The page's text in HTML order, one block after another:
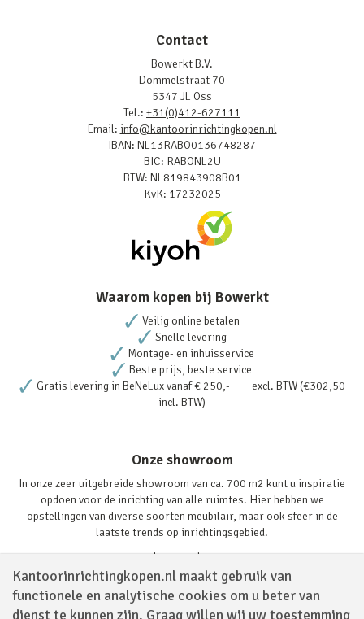
Kantoorinrichtingkopen.nl maakt gebruik van
functionele en analytische cookies om u beter van
dienst te kunnen zijn. Graag willen wij uw toestemming
Contact
Bowerkt B.V.
Dommelstraat 70
5347 JL Oss
Tel.: +31(0)412-627111
Email: info@kantoorinrichtingkopen.nl
IBAN: NL13RABO0136748287
BIC: RABONL2U
BTW: NL819843908B01
KvK: 17232025
Waarom kopen bij Bowerkt
Veilig online betalen
Snelle levering
Montage- en inhuisservice
Beste prijs, beste service
Gratis levering in BeNeLux vanaf € 250,- excl. BTW (€302,50
incl. BTW)
Onze showroom
In onze zeer uitgebreide showroom van ca. 700 m2 kunt u inspiratie
opdoen voor de inrichting van alle ruimtes. Hier hebben we
opstellingen van diverse soorten meubilair, maar ook sfeer in de
laatste trends op inrichtingsgebied.
Lees verder